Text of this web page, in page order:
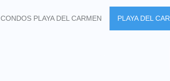
CONDOS PLAYA DEL CARMEN PLAYA DEL